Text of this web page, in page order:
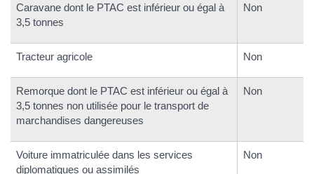
Caravane dont le PTAC est inférieur ou égal à
3,5 tonnes
Non
Tracteur agricole Non
Remorque dont le PTAC est inférieur ou égal à
3,5 tonnes non utilisée pour le transport de
marchandises dangereuses
Non
Voiture immatriculée dans les services
diplomatiques ou assimilés
Non